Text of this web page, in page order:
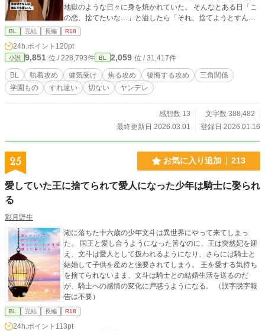
地獄のような日々に身を焼かれていた。 そんなとある日「こ
の恋、捨てたいな…」と溢したら「それ、捨てようとすん
の、やめてくんね？オレ、あんたがアイツを見る視線に興奮
すっからさ」と遊び人で有名な男、ヒューゴに言われる。 彼
は、自分を好きな人間には興味がなく、別の誰かに恋い焦が
れている人間の目が好きな変態らしい。 そんな身勝手な遊び
人とちょくちょく話すようになってからというもの、フィリ
オンの様子はどんどんおかしくなっていく。 恋を捨てたい男
と、恋を捨てるなと言う男と、優しさが狂い始めていく男の
す。ご要望は受け付けられませんのでどちらとくっついても
美味しいと思う方のみお読みください。 ※中世ヨーロッパ風
BL 完結 長編 R18
24h.ポイント 120pt
小説 9,851 位 / 228,793件 BL 2,059 位 / 31,417件
BL 執着攻め 健気受け 焦る攻め 後悔する攻め
三角関係
学園もの
すれ違い 切ない ヤンデレ
感想数 13
文字数 388,482
最終更新日 2026.03.01
登録日 2026.01.16
25 お気に入り追加 213
愛していた王に捨てられて愛人になった少年は騎士に娶られ
る
彩月野生
湖に落ちた十六歳の少年文斗は異世界にやって来てしまっ
た。 国王と愛し合うようになった筈なのに、王は突然妃を迎
え、文斗は愛人として扱われるようになり、さらには騎士と
結婚して子供を産めと強要されてしまう。 王を愛する気持ち
を捨てられないまま、文斗は騎士との結婚生活を送るのだ
が、騎士への感情の変化に戸惑うようになる。 （誤字脱字報
告は不要）
BL 完結 長編 R18
24h.ポイント 113pt